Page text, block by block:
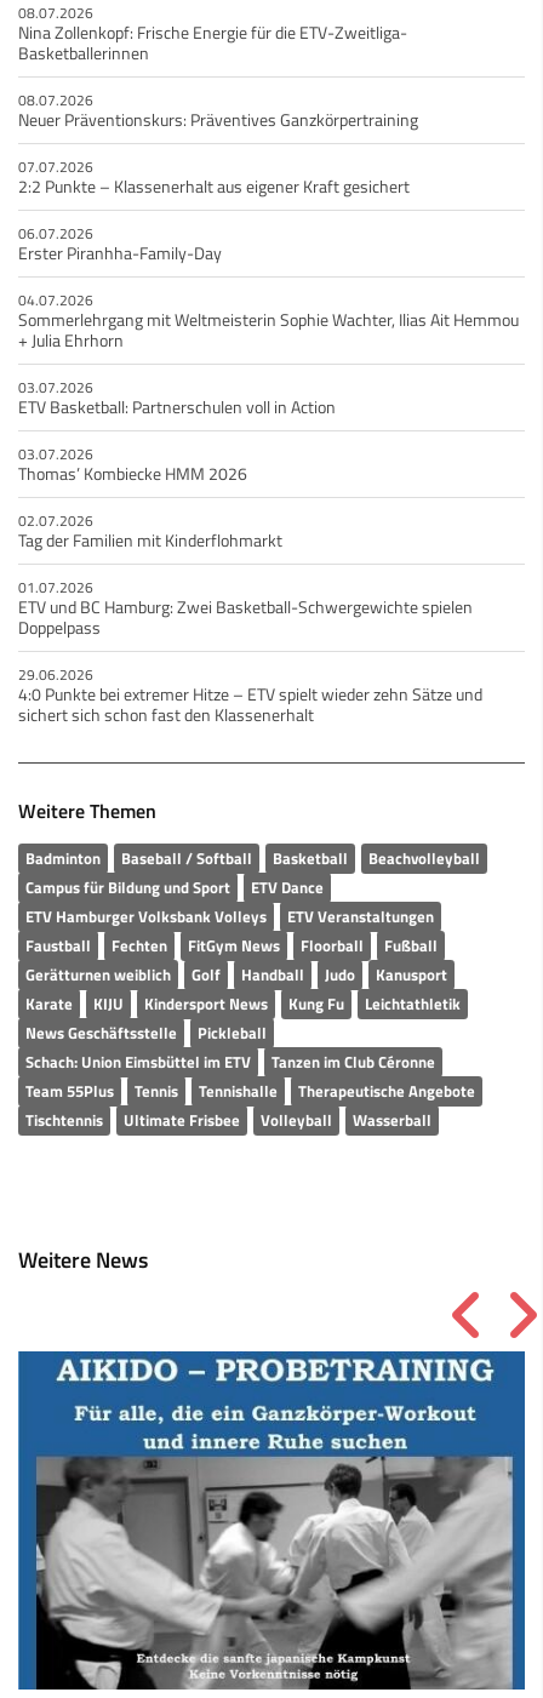
08.07.2026
Nina Zollenkopf: Frische Energie für die ETV-Zweitliga-
Basketballerinnen
08.07.2026
Neuer Präventionskurs: Präventives Ganzkörpertraining
07.07.2026
2:2 Punkte – Klassenerhalt aus eigener Kraft gesichert
06.07.2026
Erster Piranhha-Family-Day
04.07.2026
Sommerlehrgang mit Weltmeisterin Sophie Wachter, Ilias Ait Hemmou
+ Julia Ehrhorn
03.07.2026
ETV Basketball: Partnerschulen voll in Action
03.07.2026
Thomas’ Kombiecke HMM 2026
02.07.2026
Tag der Familien mit Kinderflohmarkt
01.07.2026
ETV und BC Hamburg: Zwei Basketball-Schwergewichte spielen
Doppelpass
29.06.2026
4:0 Punkte bei extremer Hitze – ETV spielt wieder zehn Sätze und
sichert sich schon fast den Klassenerhalt
Weitere Themen
Badminton Baseball / Softball Basketball
Beachvolleyball
Campus für Bildung und Sport
ETV Dance
ETV Hamburger Volksbank Volleys
ETV Veranstaltungen
Faustball
Fechten FitGym News Floorball
Fußball
Gerätturnen weiblich
Golf Handball Judo
Kanusport
Karate
KIJU Kindersport News Kung Fu
Leichtathletik
News Geschäftsstelle
Pickleball
Schach: Union Eimsbüttel im ETV
Tanzen im Club Céronne
Team 55Plus
Tennis Tennishalle
Therapeutische Angebote
Tischtennis
Ultimate Frisbee Volleyball Wasserball
Weitere News